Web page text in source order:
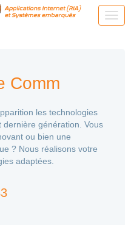
Comm
les technologies
génération. Vous
ou bien une
? Nous réalisons votre
adaptées.